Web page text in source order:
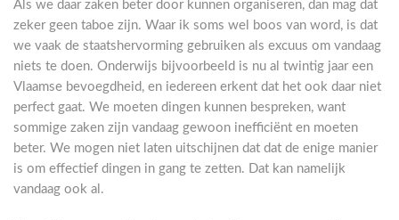
Als we daar zaken beter door kunnen organiseren, dan mag dat
zeker geen taboe zijn. Waar ik soms wel boos van word, is dat
we vaak de staatshervorming gebruiken als excuus om vandaag
niets te doen. Onderwijs bijvoorbeeld is nu al twintig jaar een
Vlaamse bevoegdheid, en iedereen erkent dat het ook daar niet
perfect gaat. We moeten dingen kunnen bespreken, want
sommige zaken zijn vandaag gewoon inefficiënt en moeten
beter. We mogen niet laten uitschijnen dat dat de enige manier
is om effectief dingen in gang te zetten. Dat kan namelijk
vandaag ook al.